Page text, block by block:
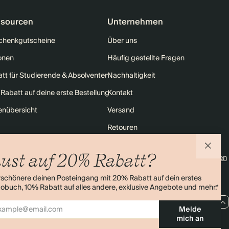
auf 20% Rabatt?
deinen Posteingang mit 20% Rabatt auf dein erstes
10% Rabatt auf alles andere, exklusive Angebote und mehr.*
Melde
mich an
für Studierende & Absolventen
auf deine erste Bestellung
Unternehmen
Über uns
Häufig gestellte Fragen
Nachhaltigkeit
Kontakt
Versand
Retouren
4,0 SterneÜber 11.000 Bewertungen
DE / EUR